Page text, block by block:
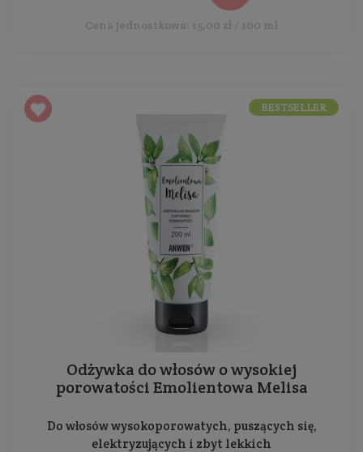
Cena jednostkowa: 15,00 zł / 100 ml
Odżywka do włosów o wysokiej
porowatości Emolientowa Melisa
Do włosów wysokoporowatych, puszących się,
elektryzujących i zbyt lekkich
BESTSELLER